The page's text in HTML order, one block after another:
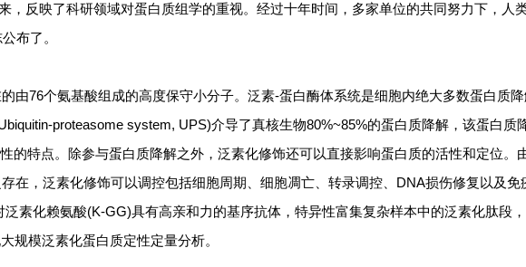
，反映了科研领域对蛋白质组学的重视。经过十年时间，多家单位的共同努力下，人
布了。
由76个氨基酸组成的高度保守小分子。泛素-蛋白酶体系统是细胞内绝大多数蛋白质
proteasome system, UPS)介导了真核生物80%~85%的蛋白质降解，该蛋白质
的特点。除参与蛋白质降解之外，泛素化修饰还可以直接影响蛋白质的活性和定位。
在，泛素化修饰可以调控包括细胞周期、细胞凋亡、转录调控、DNA损伤修复以及免
素化赖氨酸(K-GG)具有高亲和力的基序抗体，特异性富集复杂样本中的泛素化肽段
规模泛素化蛋白质定性定量分析。